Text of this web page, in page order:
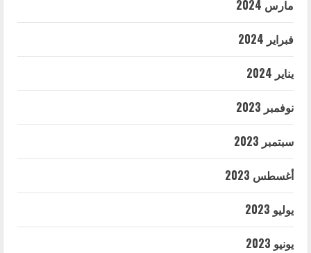
مارس 2024
فبراير 2024
يناير 2024
نوفمبر 2023
سبتمبر 2023
أغسطس 2023
يوليو 2023
يونيو 2023